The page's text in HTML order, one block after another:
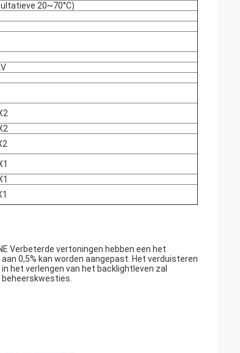
20~70°C)
Verbeterde vertoningen hebben een het
0,5% kan worden aangepast. Het verduisteren
het verlengen van het backlightleven zal